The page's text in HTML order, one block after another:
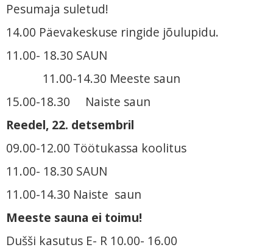
Pesumaja suletud!
14.00 Päevakeskuse ringide jõulupidu.
11.00- 18.30 SAUN
11.00-14.30 Meeste saun
15.00-18.30 Naiste saun
Reedel, 22. detsembril
09.00-12.00 Töötukassa koolitus
11.00- 18.30 SAUN
11.00-14.30 Naiste saun
Meeste sauna ei toimu!
Dušši kasutus E- R 10.00- 16.00